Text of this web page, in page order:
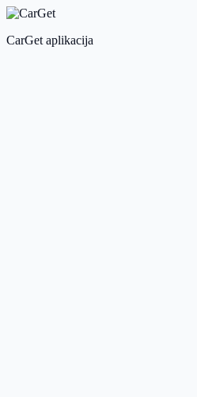
CarGet aplikacija